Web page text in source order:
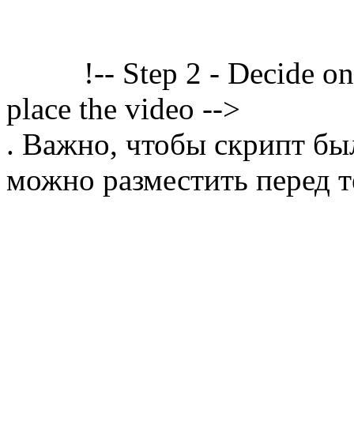
!-- Step 2 - Decide
place the video -->
. Важно, чтобы скрипт
можно разместить перед